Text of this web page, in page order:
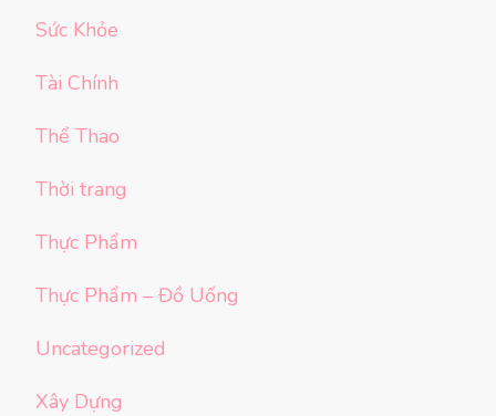
Sức Khỏe
Tài Chính
Thể Thao
Thời trang
Thực Phẩm
Thực Phẩm – Đồ Uống
Uncategorized
Xây Dựng